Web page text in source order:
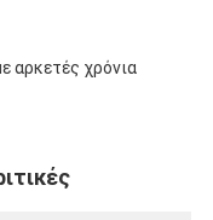
αρκετές χρόνια